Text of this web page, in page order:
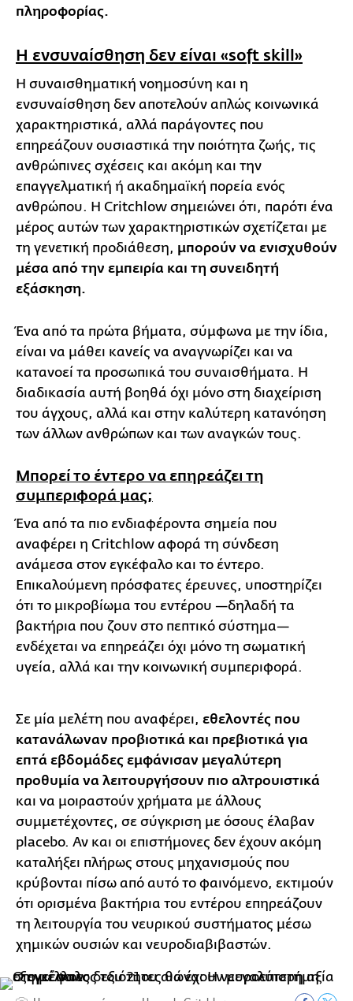
πληροφορίας.
Η ενσυναίσθηση δεν είναι «soft skill»
Η συναισθηματική νοημοσύνη και η
ενσυναίσθηση δεν αποτελούν απλώς κοινωνικά
χαρακτηριστικά, αλλά παράγοντες που
επηρεάζουν ουσιαστικά την ποιότητα ζωής, τις
ανθρώπινες σχέσεις και ακόμη και την
επαγγελματική ή ακαδημαϊκή πορεία ενός
ανθρώπου. Η Critchlow σημειώνει ότι, παρότι ένα
μέρος αυτών των χαρακτηριστικών σχετίζεται με
τη γενετική προδιάθεση, μπορούν να ενισχυθούν
μέσα από την εμπειρία και τη συνειδητή
εξάσκηση.
Ένα από τα πρώτα βήματα, σύμφωνα με την ίδια,
είναι να μάθει κανείς να αναγνωρίζει και να
κατανοεί τα προσωπικά του συναισθήματα. Η
διαδικασία αυτή βοηθά όχι μόνο στη διαχείριση
του άγχους, αλλά και στην καλύτερη κατανόηση
των άλλων ανθρώπων και των αναγκών τους.
Μπορεί το έντερο να επηρεάζει τη
συμπεριφορά μας;
Ένα από τα πιο ενδιαφέροντα σημεία που
αναφέρει η Critchlow αφορά τη σύνδεση
ανάμεσα στον εγκέφαλο και το έντερο.
Επικαλούμενη πρόσφατες έρευνες, υποστηρίζει
ότι το μικροβίωμα του εντέρου —δηλαδή τα
βακτήρια που ζουν στο πεπτικό σύστημα—
ενδέχεται να επηρεάζει όχι μόνο τη σωματική
υγεία, αλλά και την κοινωνική συμπεριφορά.
Σε μία μελέτη που αναφέρει, εθελοντές που
κατανάλωναν προβιοτικά και πρεβιοτικά για
επτά εβδομάδες εμφάνισαν μεγαλύτερη
προθυμία να λειτουργήσουν πιο αλτρουιστικά
και να μοιραστούν χρήματα με άλλους
συμμετέχοντες, σε σύγκριση με όσους έλαβαν
placebo. Αν και οι επιστήμονες δεν έχουν ακόμη
καταλήξει πλήρως στους μηχανισμούς που
κρύβονται πίσω από αυτό το φαινόμενο, εκτιμούν
ότι ορισμένα βακτήρια του εντέρου επηρεάζουν
τη λειτουργία του νευρικού συστήματος μέσω
χημικών ουσιών και νευροδιαβιβαστών.